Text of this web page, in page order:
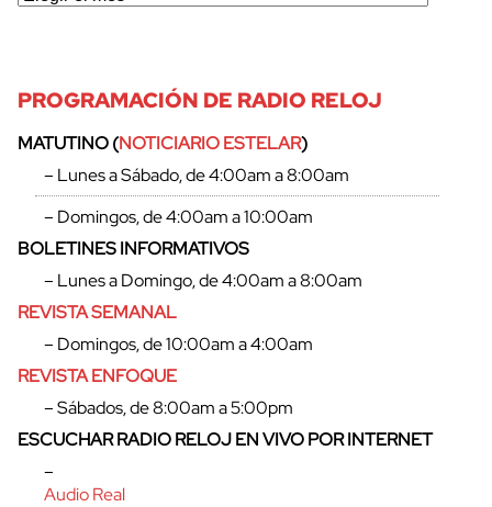
PROGRAMACIÓN DE RADIO RELOJ
MATUTINO (NOTICIARIO ESTELAR)
– Lunes a Sábado, de 4:00am a 8:00am
– Domingos, de 4:00am a 10:00am
BOLETINES INFORMATIVOS
– Lunes a Domingo, de 4:00am a 8:00am
REVISTA SEMANAL
– Domingos, de 10:00am a 4:00am
REVISTA ENFOQUE
– Sábados, de 8:00am a 5:00pm
ESCUCHAR RADIO RELOJ EN VIVO POR INTERNET
–
Audio Real